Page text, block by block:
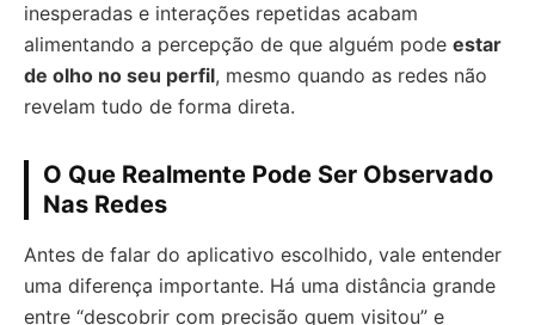
inesperadas e interações repetidas acabam
alimentando a percepção de que alguém pode estar
de olho no seu perfil, mesmo quando as redes não
revelam tudo de forma direta.
O Que Realmente Pode Ser Observado
Nas Redes
Antes de falar do aplicativo escolhido, vale entender
uma diferença importante. Há uma distância grande
entre “descobrir com precisão quem visitou” e